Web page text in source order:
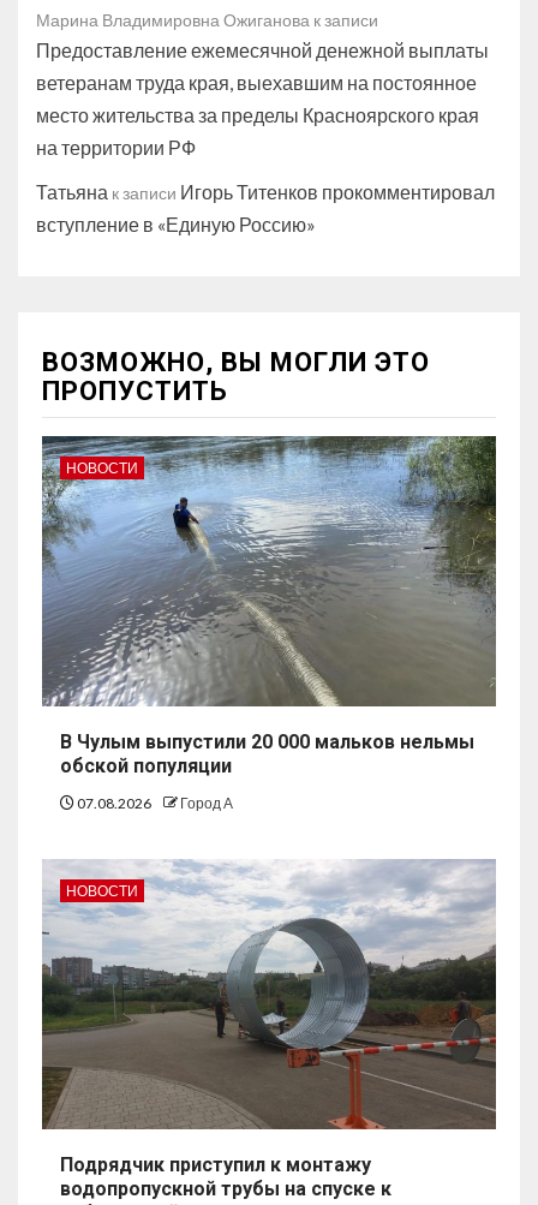
Марина Владимировна Ожиганова к записи
Предоставление ежемесячной денежной выплаты
ветеранам труда края, выехавшим на постоянное
место жительства за пределы Красноярского края
на территории РФ
Татьяна к записи Игорь Титенков прокомментировал
вступление в «Единую Россию»
ВОЗМОЖНО, ВЫ МОГЛИ ЭТО
ПРОПУСТИТЬ
НОВОСТИ
В Чулым выпустили 20 000 мальков нельмы
обской популяции
07.08.2026 Город А
НОВОСТИ
Подрядчик приступил к монтажу
водопропускной трубы на спуске к